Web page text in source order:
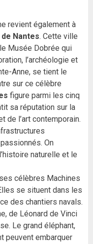
revient également à
Nantes. Cette ville
Musée Dobrée qui
l’archéologie et
Anne, se tient le
sur ce célèbre
figure parmi les cinq
sa réputation sur la
de l’art contemporain.
On
naturelle et le
célèbres Machines
se situent dans les
des chantiers navals.
de Léonard de Vinci
Le grand éléphant,
peuvent embarquer